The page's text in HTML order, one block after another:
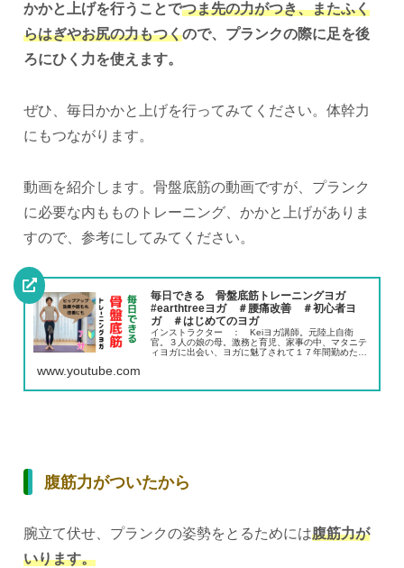
かかと上げを行うことでつま先の力がつき、またふく
らはぎやお尻の力もつくので、プランクの際に足を後
ろにひく力を使えます。
ぜひ、毎日かかと上げを行ってみてください。体幹力
にもつながります。
動画を紹介します。骨盤底筋の動画ですが、プランク
に必要な内もものトレーニング、かかと上げがありま
すので、参考にしてみてください。
毎日できる 骨盤底筋トレーニングヨガ
#earthtreeヨガ ＃腰痛改善 ＃初心者ヨ
ガ ＃はじめてのヨガ
インストラクター ： Keiヨガ講師。元陸上自衛
官。３人の娘の母。激務と育児、家事の中、マタニテ
ィヨガに出会い、ヨガに魅了されて１７年間勤めた陸
www.youtube.com
腹筋力がついたから
腕立て伏せ、プランクの姿勢をとるためには腹筋力が
いります。